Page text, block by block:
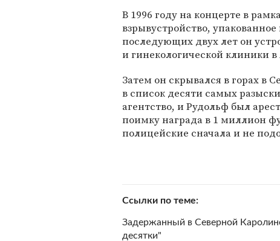
В 1996 году на концерте в
взрывустройство,
последующих двух лет он
и гинекологической клиники
Затем он скрывался в горах в
в список десяти самых
агентство, и Рудольф был
поимку награда в 1 миллион
полицейские сначала и не
Ссылки по теме
Задержанный в Северной
десятки"